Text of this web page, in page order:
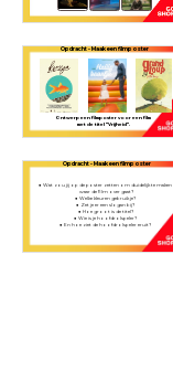
Ontwerp een filmposter voor een film
met de titel "Vrijheid".
Opdracht - Maak een filmposter
Wat zou jij op de poster zetten om duidelijk te maken
waarde film over gaat?
Welke kleuren gebruik je?
Zet je er een slogan bij?
Hoe groot is de titel?
Wie is je hoofdrolspeler?
En hoe ziet de hoofdrolspeler eruit?
Opdracht - Maak een filmposter